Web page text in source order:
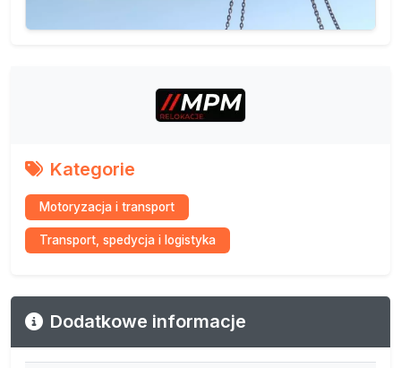
Kategorie
Motoryzacja i transport
Transport, spedycja i logistyka
Dodatkowe informacje